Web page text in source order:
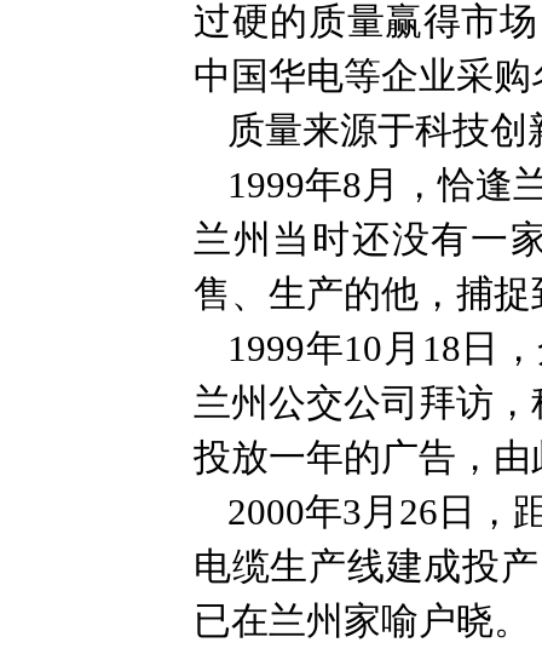
过硬的质量赢得市
中国华电等企业采购
质量来源于科技
1999年8月，恰逢
兰州当时还没有一
售、生产的他，捕
1999年10月18日
兰州公交公司拜访
投放一年的广告，
2000年3月26日，
电缆生产线建成投
已在兰州家喻户晓。